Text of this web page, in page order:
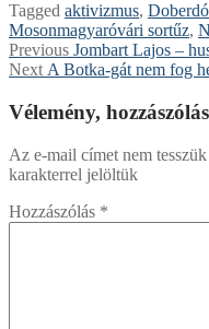
Tagged aktivizmus, Doberdó
Mosonmagyaróvári sortűz,
Bejegyzés
navigáció
Previous Previous
post:
Jombart Lajos –
Next Next
A Botka-gát nem fog
Vélemény,
Az e-mail címet nem
karakterrel jelöltük
Hozzászólás *